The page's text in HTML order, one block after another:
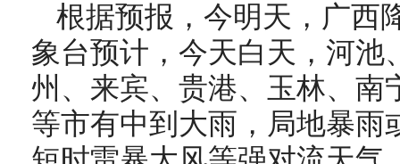
根据预报，今明天，广西
象台预计，今天白天，河池
州、来宾、贵港、玉林、南
等市有中到大雨，局地暴雨